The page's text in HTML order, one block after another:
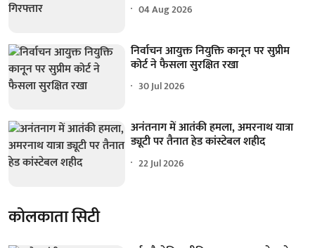
04 Aug 2026
निर्वाचन आयुक्त नियुक्ति कानून पर सुप्रीम
कोर्ट ने फैसला सुरक्षित रखा
30 Jul 2026
अनंतनाग में आतंकी हमला, अमरनाथ यात्रा
ड्यूटी पर तैनात हेड कांस्टेबल शहीद
22 Jul 2026
कोलकाता सिटी